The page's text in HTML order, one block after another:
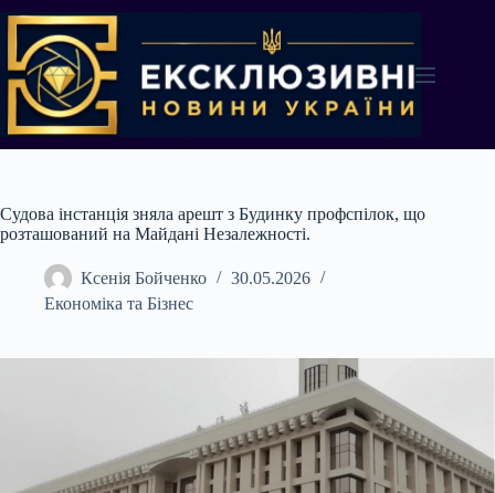
до
вмісту
Судова інстанція зняла арешт з Будинку профспілок, що
розташований на Майдані Незалежності.
Ксенія Бойченко
30.05.2026
Економіка та Бізнес